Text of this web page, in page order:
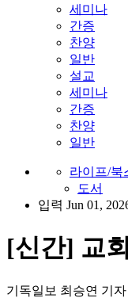
세미나
간증
찬양
일반
설교
세미나
간증
찬양
일반
라이프/북
도서
입력 Jun 01,
[신간] 교
기독일보 최승연 기자